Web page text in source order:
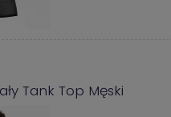
Tank Top Męski